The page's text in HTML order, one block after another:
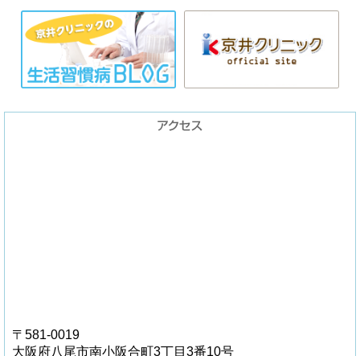
〒581-0019
大阪府八尾市南小阪合町3丁目3番10号